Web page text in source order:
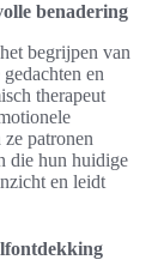
benadering
begrijpen van
en
therapeut
patronen
die hun huidige
en leidt